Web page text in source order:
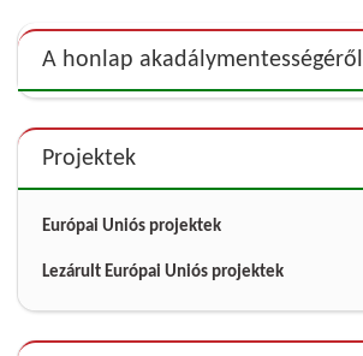
A honlap akadálymentességéről
Projektek
Európai Uniós projektek
Lezárult Európai Uniós projektek